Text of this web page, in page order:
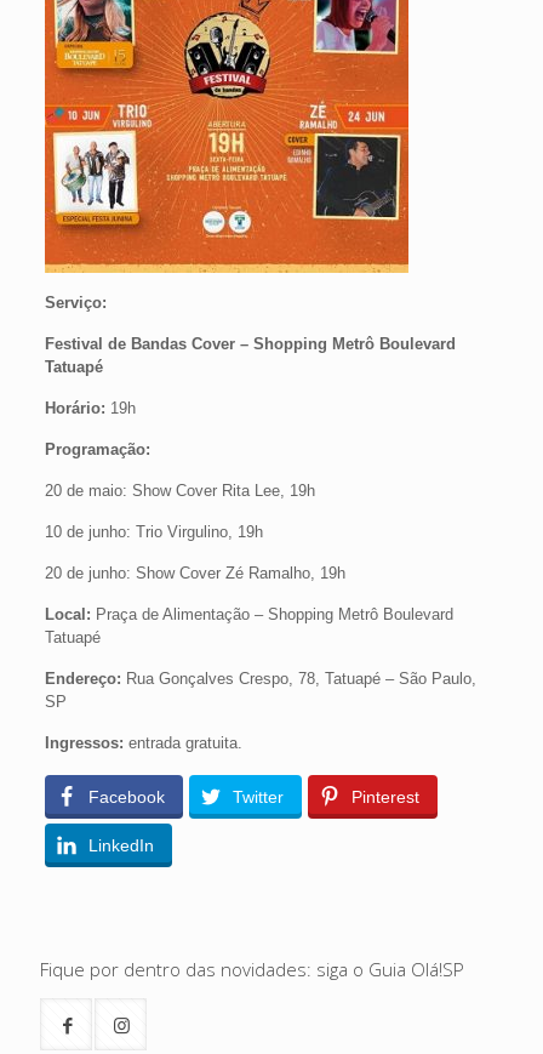
Serviço:
Festival de Bandas Cover – Shopping Metrô Boulevard
Tatuapé
Horário: 19h
Programação:
20 de maio: Show Cover Rita Lee, 19h
10 de junho: Trio Virgulino, 19h
20 de junho: Show Cover Zé Ramalho, 19h
Local: Praça de Alimentação – Shopping Metrô Boulevard
Tatuapé
Endereço: Rua Gonçalves Crespo, 78, Tatuapé – São Paulo,
SP
Ingressos: entrada gratuita.
Facebook Twitter Pinterest
LinkedIn
Fique por dentro das novidades: siga o Guia Olá!SP